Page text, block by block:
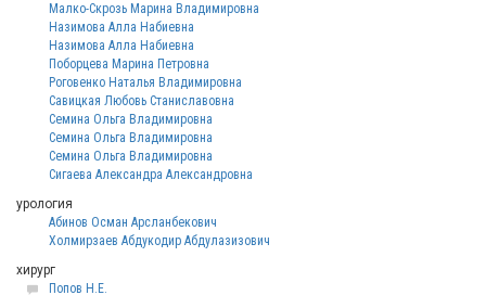
Малко-Скрозь Марина Владимировна
Назимова Алла Набиевна
Назимова Алла Набиевна
Поборцева Марина Петровна
Роговенко Наталья Владимировна
Савицкая Любовь Станиславовна
Семина Ольга Владимировна
Семина Ольга Владимировна
Семина Ольга Владимировна
Сигаева Александра Александровна
урология
Абинов Осман Арсланбекович
Холмирзаев Абдукодир Абдулазизович
хирург
Попов Н.Е.